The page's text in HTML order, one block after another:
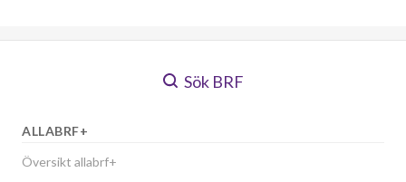
Sök BRF
ALLABRF+
Översikt allabrf+